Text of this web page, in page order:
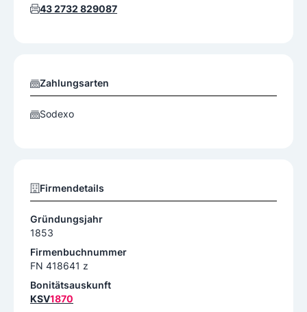
43 2732 829087
Zahlungsarten
Sodexo
Firmendetails
Gründungsjahr
1853
Firmenbuchnummer
FN 418641 z
Bonitätsauskunft
KSV1870